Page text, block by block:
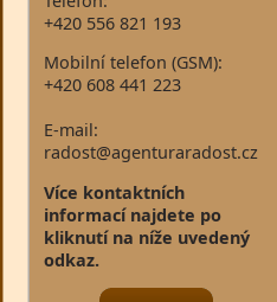
+420 556 821 193
Mobilní telefon (GSM):
+420 608 441 223
E-mail:
radost@agenturaradost.cz
Více kontaktních
informací najdete po
kliknutí na níže uvedený
odkaz.